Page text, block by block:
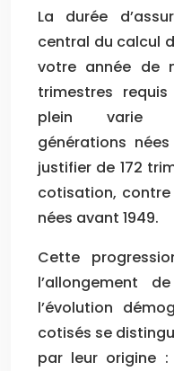
La durée
central du calcul
votre année de
trimestres
plein varie
générations
justifier de 172
cotisation, contre
nées avant 1949.
Cette
l’allongement
l’évolution
cotisés se
par leur origine